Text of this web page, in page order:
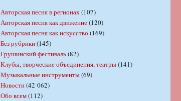
Авторская песня в регионах(107)
Авторская песня как движение(120)
Авторская песня как искусство (169)
Без рубрики(145)
Грушинский фестиваль(82)
Клубы, творческие объединения, театры(141)
Музыкальные инструменты(69)
Новости(42 062)
Обо всем(112)